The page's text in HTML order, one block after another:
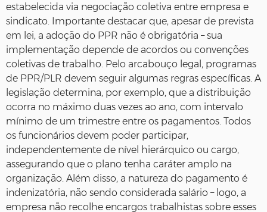
estabelecida via negociação coletiva entre empresa e
sindicato. Importante destacar que, apesar de prevista
em lei, a adoção do PPR não é obrigatória – sua
implementação depende de acordos ou convenções
coletivas de trabalho. Pelo arcabouço legal, programas
de PPR/PLR devem seguir algumas regras específicas. A
legislação determina, por exemplo, que a distribuição
ocorra no máximo duas vezes ao ano, com intervalo
mínimo de um trimestre entre os pagamentos. Todos
os funcionários devem poder participar,
independentemente de nível hierárquico ou cargo,
assegurando que o plano tenha caráter amplo na
organização. Além disso, a natureza do pagamento é
indenizatória, não sendo considerada salário – logo, a
empresa não recolhe encargos trabalhistas sobre esses